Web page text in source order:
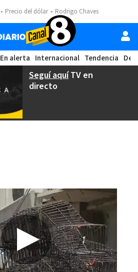
Precio del dólar Rodrigo Chaves
En alerta Internacional Tendencia
Seguí aquíTV en
directo